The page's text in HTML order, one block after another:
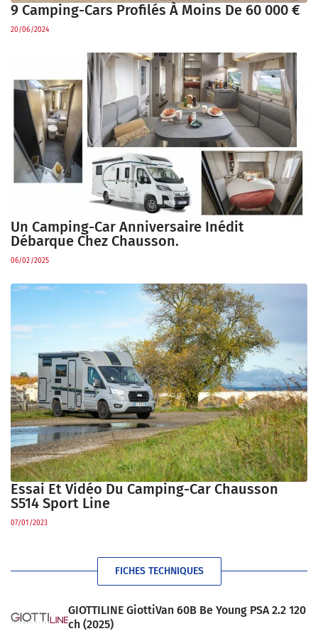
9 Camping-Cars Profilés À Moins De 60 000 €
20/06/2024
Un Camping-Car Anniversaire Inédit
Débarque Chez Chausson.
06/02/2025
Essai Et Vidéo Du Camping-Car Chausson
S514 Sport Line
07/01/2023
FICHES TECHNIQUES
GIOTTILINE GiottiVan 60B Be Young PSA 2.2 120
ch (2025)